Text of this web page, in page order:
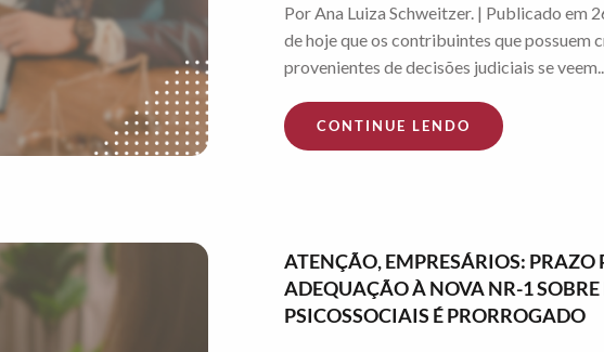
Por Ana Luiza Schweitzer. | Publicado em
de hoje que os contribuintes que
provenientes de decisões judiciais se
CONTINUE LENDO
ATENÇÃO, EMPRESÁRIOS: PRAZO
ADEQUAÇÃO À NOVA NR-1 SOBRE
PSICOSSOCIAIS É PRORROGADO